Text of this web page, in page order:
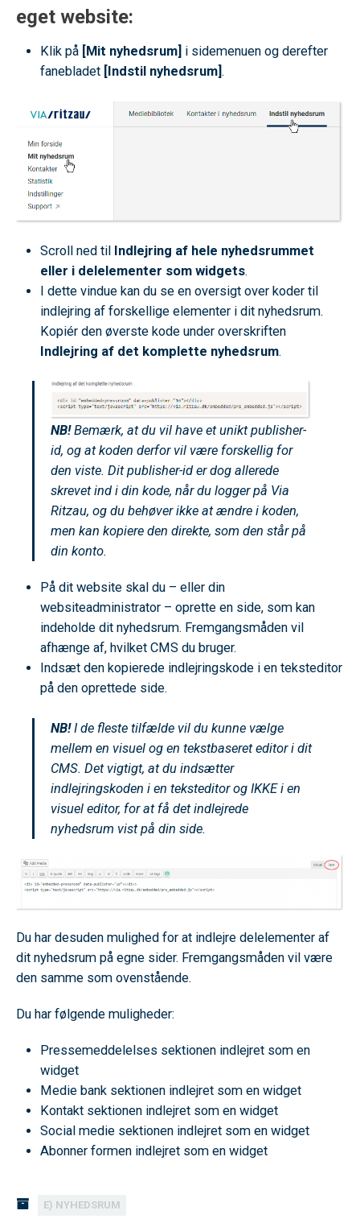
eget website:
Klik på [Mit nyhedsrum] i sidemenuen og derefter
fanebladet [Indstil nyhedsrum].
Scroll ned til Indlejring af hele nyhedsrummet
eller i delelementer som widgets.
I dette vindue kan du se en oversigt over koder til
indlejring af forskellige elementer i dit nyhedsrum.
Kopiér den øverste kode under overskriften
Indlejring af det komplette nyhedsrum.
NB!Bemærk, at du vil have et unikt publisher-
id, og at koden derfor vil være forskellig for
den viste. Dit publisher-id er dog allerede
skrevet ind i din kode, når du logger på Via
Ritzau, og du behøver ikke at ændre i koden,
men kan kopiere den direkte, som den står på
din konto.
På dit website skal du – eller din
websiteadministrator – oprette en side, som kan
indeholde dit nyhedsrum. Fremgangsmåden vil
afhænge af, hvilket CMS du bruger.
Indsæt den kopierede indlejringskode i en teksteditor
på den oprettede side.
NB!I de fleste tilfælde vil du kunne vælge
mellem en visuel og en tekstbaseret editor i dit
CMS. Det vigtigt, at du indsætter
indlejringskoden i en teksteditor og IKKE i en
visuel editor, for at få det indlejrede
nyhedsrum vist på din side.
Du har desuden mulighed for at indlejre delelementer af
dit nyhedsrum på egne sider. Fremgangsmåden vil være
den samme som ovenstående.
Du har følgende muligheder:
Pressemeddelelses sektionen indlejret som en
widget
Medie bank sektionen indlejret som en widget
Kontakt sektionen indlejret som en widget
Social medie sektionen indlejret som en widget
Abonner formen indlejret som en widget
E) NYHEDSRUM